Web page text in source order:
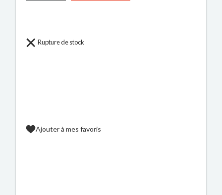
Rupture de stock
Ajouter à mes favoris